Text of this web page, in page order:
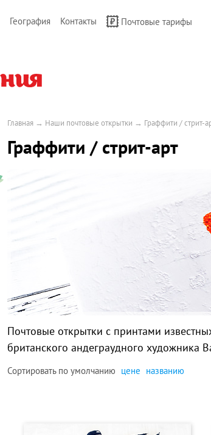
География Контакты Почтовые тарифы
Главная → Наши почтовые открытки → Граффити / стрит-
Граффити / стрит-арт
Почтовые открытки с принтами
британского андеграудного художника
Сортировать по умолчанию цене названию